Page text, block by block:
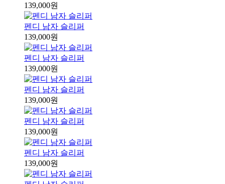
139,000원
펜디 남자 슬리퍼
139,000원
펜디 남자 슬리퍼
139,000원
펜디 남자 슬리퍼
139,000원
펜디 남자 슬리퍼
139,000원
펜디 남자 슬리퍼
139,000원